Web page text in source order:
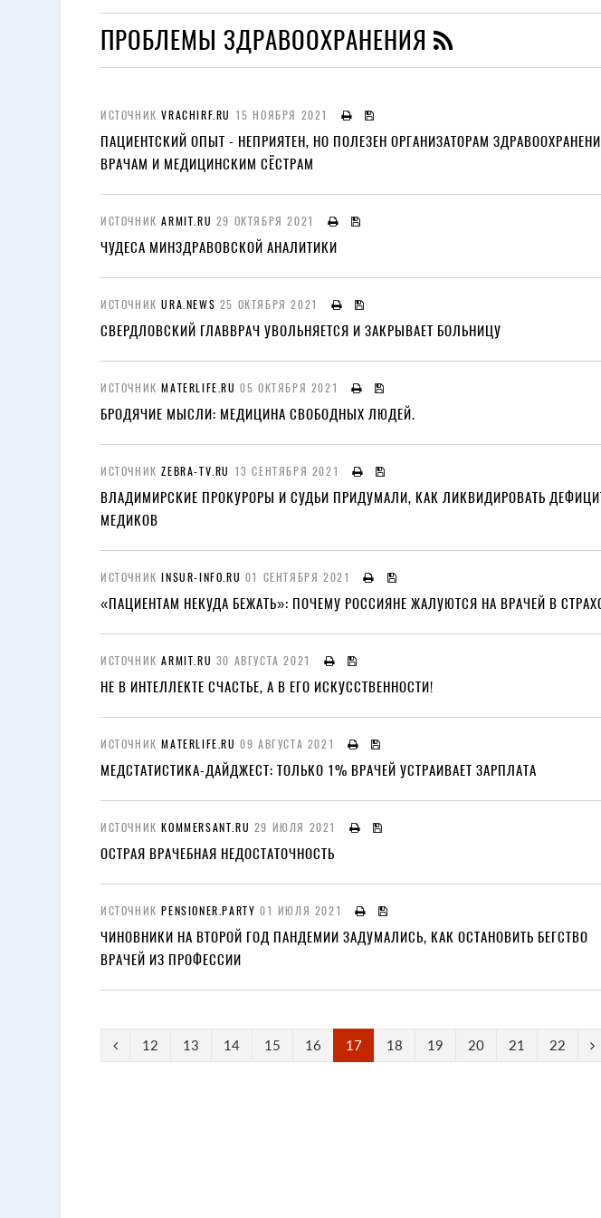
ПРОБЛЕМЫ ЗДРАВООХРАНЕНИЯ
ИСТОЧНИКVRACHIRF.RU 15 НОЯБРЯ 2021
ПАЦИЕНТСКИЙ ОПЫТ - НЕПРИЯТЕН, НО ПОЛЕЗЕН ОРГАНИЗАТОРАМ
ВРАЧАМ И МЕДИЦИНСКИМ СЁСТРАМ
ИСТОЧНИКARMIT.RU 29 ОКТЯБРЯ 2021
ЧУДЕСА МИНЗДРАВОВСКОЙ АНАЛИТИКИ
ИСТОЧНИКURA.NEWS 25 ОКТЯБРЯ 2021
СВЕРДЛОВСКИЙ ГЛАВВРАЧ УВОЛЬНЯЕТСЯ И ЗАКРЫВАЕТ БОЛЬНИЦУ
ИСТОЧНИКMATERLIFE.RU 05 ОКТЯБРЯ 2021
БРОДЯЧИЕ МЫСЛИ: МЕДИЦИНА СВОБОДНЫХ ЛЮДЕЙ.
ИСТОЧНИКZEBRA-TV.RU 13 СЕНТЯБРЯ 2021
ВЛАДИМИРСКИЕ ПРОКУРОРЫ И СУДЬИ ПРИДУМАЛИ, КАК ЛИКВИДИРОВАТЬ
МЕДИКОВ
ИСТОЧНИКINSUR-INFO.RU 01 СЕНТЯБРЯ 2021
«ПАЦИЕНТАМ НЕКУДА БЕЖАТЬ»: ПОЧЕМУ РОССИЯНЕ ЖАЛУЮТСЯ НА ВРАЧЕЙ В
ИСТОЧНИКARMIT.RU 30 АВГУСТА 2021
НЕ В ИНТЕЛЛЕКТЕ СЧАСТЬЕ, А В ЕГО ИСКУССТВЕННОСТИ!
ИСТОЧНИКMATERLIFE.RU 09 АВГУСТА 2021
МЕДСТАТИСТИКА-ДАЙДЖЕСТ: ТОЛЬКО 1% ВРАЧЕЙ УСТРАИВАЕТ ЗАРПЛАТА
ИСТОЧНИКKOMMERSANT.RU 29 ИЮЛЯ 2021
ОСТРАЯ ВРАЧЕБНАЯ НЕДОСТАТОЧНОСТЬ
ИСТОЧНИКPENSIONER.PARTY 01 ИЮЛЯ 2021
ЧИНОВНИКИ НА ВТОРОЙ ГОД ПАНДЕМИИ ЗАДУМАЛИСЬ, КАК ОСТАНОВИТЬ БЕГСТВО
ВРАЧЕЙ ИЗ ПРОФЕССИИ
12 13 14 15 16 17 18 19 20 21 22